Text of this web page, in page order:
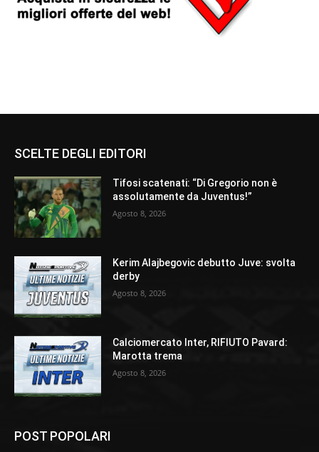
SCELTE DEGLI EDITORI
Tifosi scatenati: “Di Gregorio non è
assolutamente da Juventus!”
Agosto 8, 2026
Kerim Alajbegovic debutto Juve: svolta
derby
Agosto 8, 2026
Calciomercato Inter, RIFIUTO Pavard:
Marotta trema
Agosto 8, 2026
POST POPOLARI